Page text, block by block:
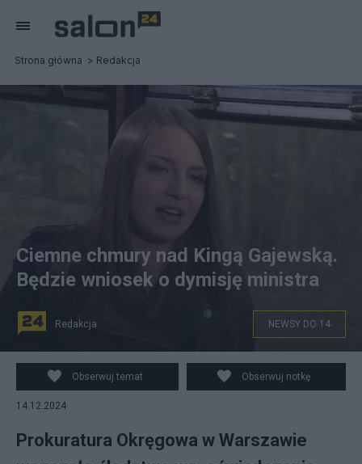
Strona główna Redakcja
Ciemne chmury nad Kingą Gajewską.
Będzie wniosek o dymisję ministra
Redakcja NEWSY DO 14
Obserwuj temat Obserwuj notkę
14.12.2024
Prokuratura Okręgowa w Warszawie